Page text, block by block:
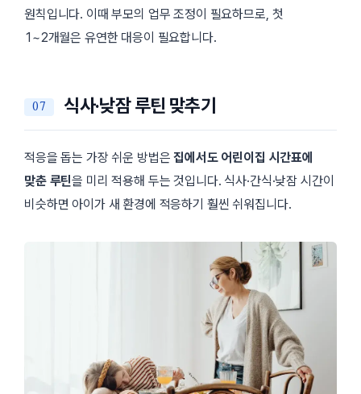
원칙입니다. 이때 부모의 업무 조정이 필요하므로, 첫
1~2개월은 유연한 대응이 필요합니다.
식사·낮잠 루틴 맞추기
적응을 돕는 가장 쉬운 방법은집에서도 어린이집 시간표에
맞춘 루틴을 미리 적용해 두는 것입니다. 식사·간식·낮잠 시간이
비슷하면 아이가 새 환경에 적응하기 훨씬 쉬워집니다.